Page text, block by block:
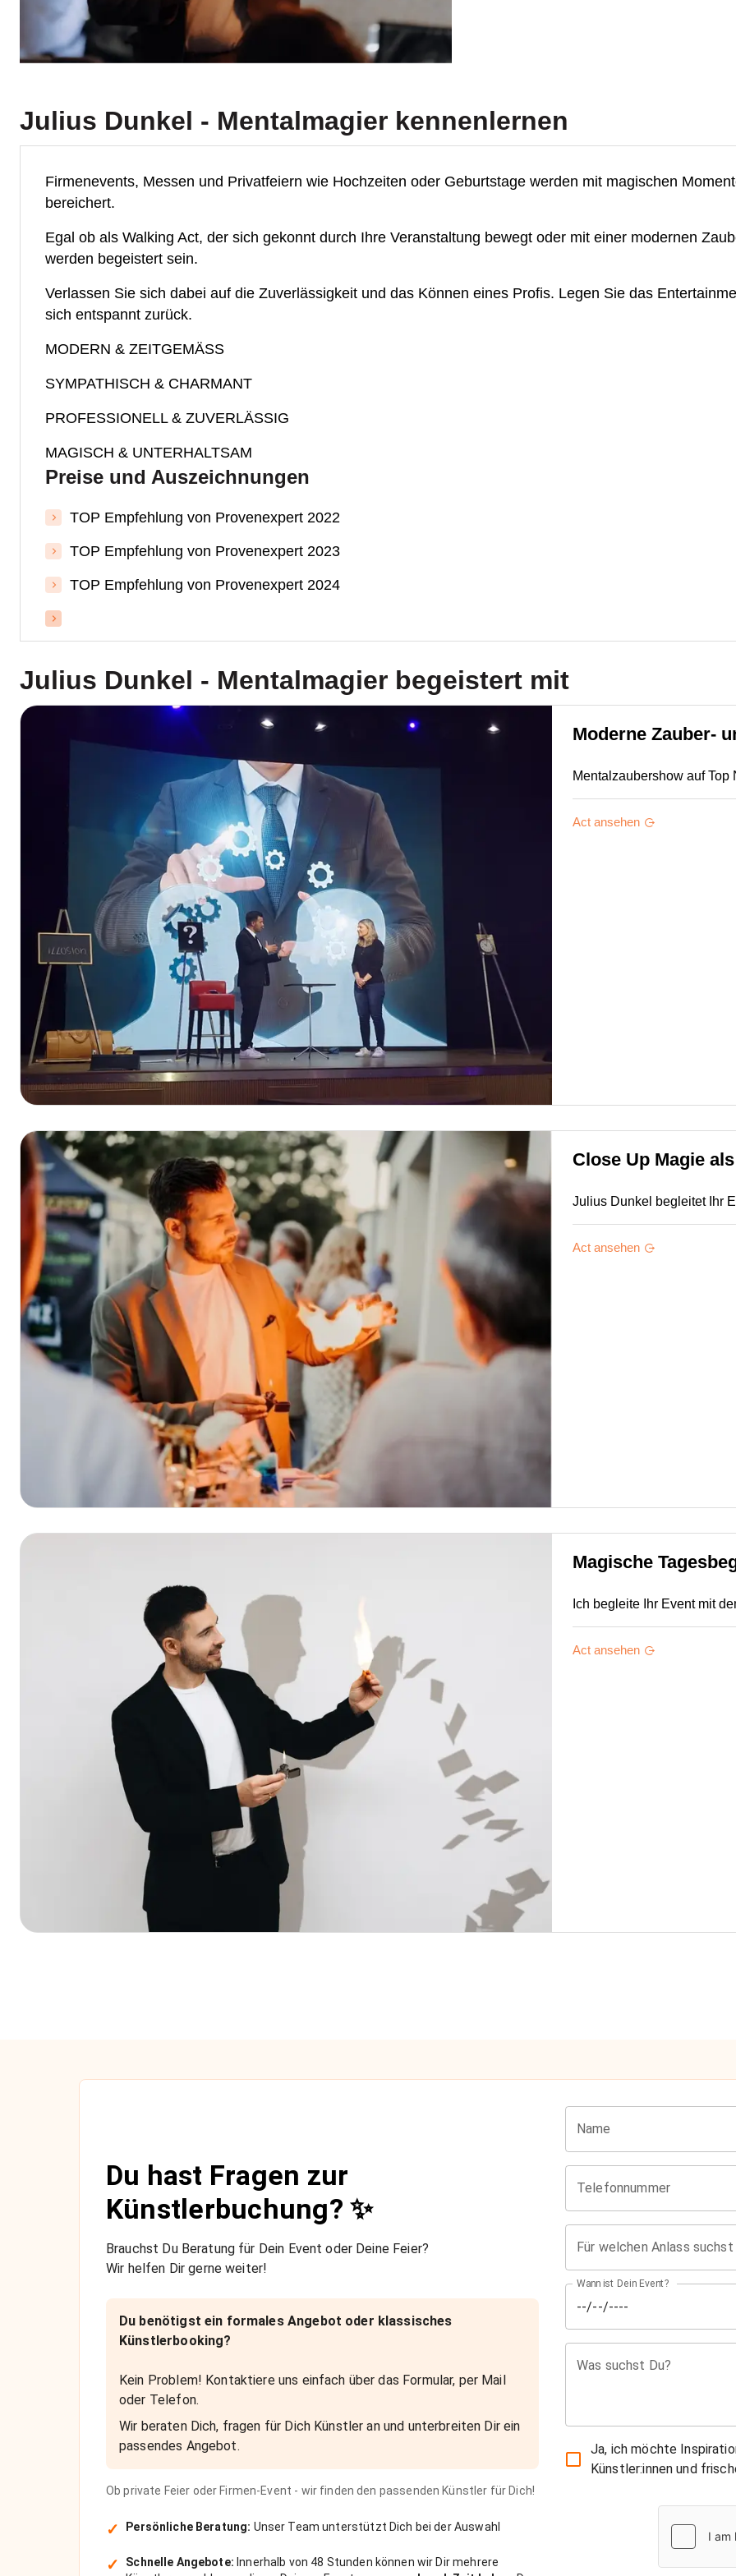
Julius Dunkel - Mentalmagier kennenlernen
Firmenevents, Messen und Privatfeiern wie Hochzeiten oder Geburtstage werden mit magischen
bereichert.
Egal ob als Walking Act, der sich gekonnt durch Ihre Veranstaltung bewegt oder mit einer modernen
werden begeistert sein.
Verlassen Sie sich dabei auf die Zuverlässigkeit und das Können eines Profis. Legen Sie das
sich entspannt zurück.
MODERN & ZEITGEMÄSS
SYMPATHISCH & CHARMANT
PROFESSIONELL & ZUVERLÄSSIG
MAGISCH & UNTERHALTSAM
Preise und Auszeichnungen
TOP Empfehlung von Provenexpert 2022
TOP Empfehlung von Provenexpert 2023
TOP Empfehlung von Provenexpert 2024
Julius Dunkel - Mentalmagier begeistert mit
Moderne Zauber-
Mentalzaubershow auf Top
Act ansehen
Close Up Magie
Julius Dunkel begleitet Ihr
Act ansehen
Magische
Ich begleite Ihr Event mit
Act ansehen
Du hast Fragen zur
Künstlerbuchung? ✨
Brauchst Du Beratung für Dein Event oder Deine Feier?
Wir helfen Dir gerne weiter!
Du benötigst ein formales Angebot oder klassisches
Künstlerbooking?
Kein Problem! Kontaktiere uns einfach über das Formular, per Mail
oder Telefon.
Wir beraten Dich, fragen für Dich Künstler an und unterbreiten Dir ein
passendes Angebot.
Ob private Feier oder Firmen-Event - wir finden den passenden Künstler für Dich!
✓ Persönliche Beratung: Unser Team unterstützt Dich bei der Auswahl
✓ Schnelle Angebote: Innerhalb von 48 Stunden können wir Dir mehrere
Name
Telefonnummer
Für welchen Anlass
Wann ist Dein Event?
Was suchst Du?
Ja, ich möchte
Künstler:innen und